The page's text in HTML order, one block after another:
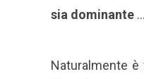
sia dominante
Naturalmente